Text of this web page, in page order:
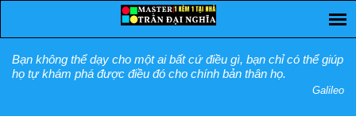
Bạn không thể dạy cho một ai bất cứ điều gì, bạn chỉ có thể giúp
họ tự khám phá được điều đó cho chính bản thân họ.
Galileo